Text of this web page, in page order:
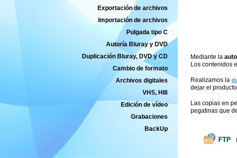
Exportación de archivos
Importación de archivos
Pulgada tipo C
Autoría Bluray y DVD
Duplicación Bluray, DVD y CD
Cambio de formato
Archivos digitales
VHS, HI8
Edición de vídeo
Grabaciones
BackUp
Mediante la
Los contenidos
Realizamos la
dejar el
Las copias en
pegatinas que
FTP